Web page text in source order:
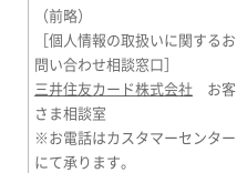
（前略）
［個人情報の取扱いに関するお
問い合わせ相談窓口］
三井住友カード株式会社 お客
さま相談室
※お電話はカスタマーセンター
にて承ります。